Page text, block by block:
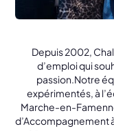
Depuis2002,
d’emploiqui
passion.Notre
expérimentés,à
Marche-en-
d’Accompagnement